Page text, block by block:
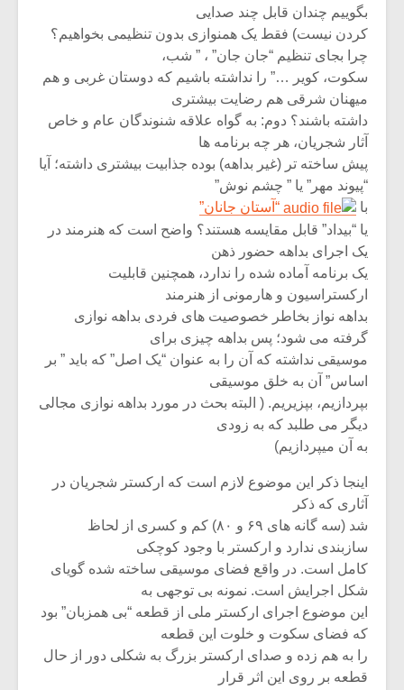
بگوییم چندان قابل چند صدایی
کردن نیست) فقط یک همنوازی بدون تنظیمی بخواهیم؟
چرا بجای تنظیم “جان جان” ، ” شب،
سکوت، کویر …” را نداشته باشیم که دوستان غربی و هم
میهنان شرقی هم رضایت بیشتری
داشته باشند؟ دوم: به گواه علاقه شنوندگان عام و خاص
آثار شجریان، هر چه برنامه ها
پیش ساخته تر (غیر بداهه) بوده جذابیت بیشتری داشته؛ آیا
“پیوند مهر” یا ” چشم نوش”
با
“آستان جانان”
یا “بیداد” قابل مقایسه هستند؟ واضح است که هنرمند در
یک اجرای بداهه حضور ذهن
یک برنامه آماده شده را ندارد، همچنین قابلیت
ارکستراسیون و هارمونی از هنرمند
بداهه نواز بخاطر خصوصیت های فردی بداهه نوازی
گرفته می شود؛ پس بداهه چیزی برای
موسیقی نداشته که آن را به عنوان “یک اصل” که باید ” بر
اساس” آن به خلق موسیقی
بپردازیم، بپزیریم. ( البته بحث در مورد بداهه نوازی مجالی
دیگر می طلبد که به زودی
به آن میپردازیم)
اینجا ذکر این موضوع لازم است که ارکستر شجریان در
آثاری که ذکر
شد (سه گانه های ۶۹ و ۸۰) کم و کسری از لحاظ
سازبندی ندارد و ارکستر با وجود کوچکی
کامل است. در واقع فضای موسیقی ساخته شده گویای
شکل اجرایش است. نمونه بی توجهی به
این موضوع اجرای ارکستر ملی از قطعه “بی همزبان” بود
که فضای سکوت و خلوت این قطعه
را به هم زده و صدای ارکستر بزرگ به شکلی دور از حال
قطعه بر روی این اثر قرار